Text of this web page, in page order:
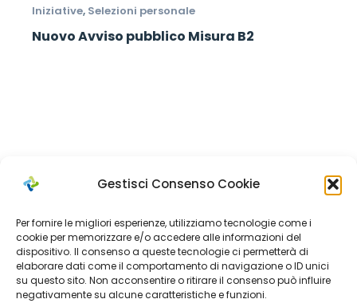
Gestisci Consenso Cookie
Per fornire le migliori esperienze, utilizziamo tecnologie come i
cookie per memorizzare e/o accedere alle informazioni del
dispositivo. Il consenso a queste tecnologie ci permetterà di
elaborare dati come il comportamento di navigazione o ID unici
su questo sito. Non acconsentire o ritirare il consenso può influire
negativamente su alcune caratteristiche e funzioni.
Iniziative, Selezioni personale
Nuovo Avviso pubblico Misura B2
Cerca